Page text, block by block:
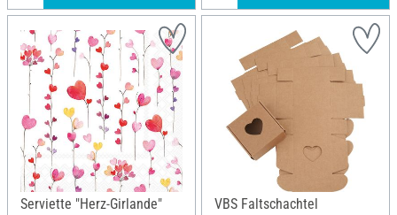
Serviette "Herz-Girlande"
VBS Faltschachtel